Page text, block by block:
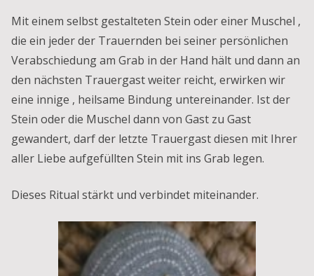
Mit einem selbst gestalteten Stein oder einer Muschel ,
die ein jeder der Trauernden bei seiner persönlichen
Verabschiedung am Grab in der Hand hält und dann an
den nächsten Trauergast weiter reicht, erwirken wir
eine innige , heilsame Bindung untereinander. Ist der
Stein oder die Muschel dann von Gast zu Gast
gewandert, darf der letzte Trauergast diesen mit Ihrer
aller Liebe aufgefüllten Stein mit ins Grab legen.
Dieses Ritual stärkt und verbindet miteinander.